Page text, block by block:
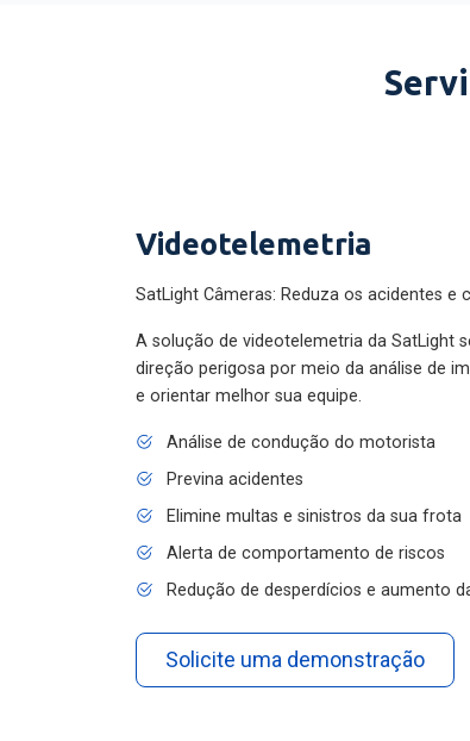
Videotelemetria
SatLight Câmeras: Reduza os acidentes e
A solução de videotelemetria da SatLight
direção perigosa por meio da análise de
e orientar melhor sua equipe.
Análise de condução do motorista
Previna acidentes
Elimine multas e sinistros da sua frota
Alerta de comportamento de riscos
Redução de desperdícios e aumento
Solicite uma demonstração